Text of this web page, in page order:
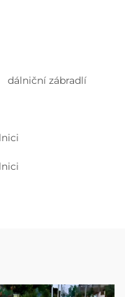
dálniční zábradlí